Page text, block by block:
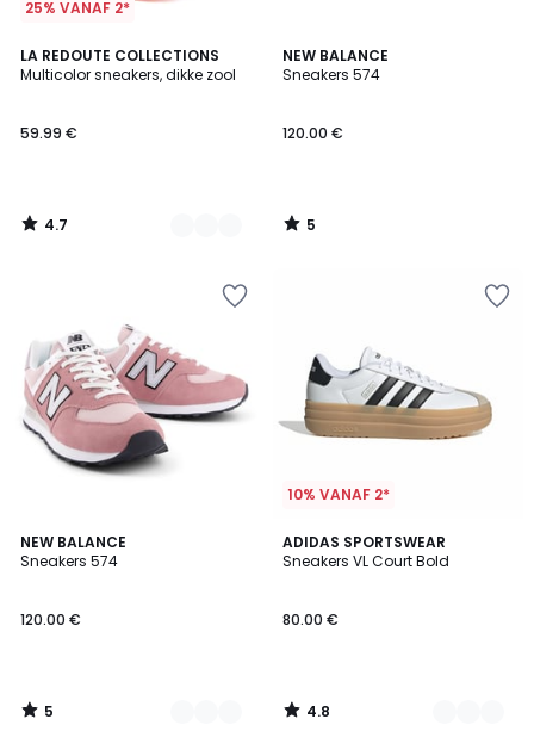
25% VANAF 2*
LA REDOUTE COLLECTIONS
Multicolor sneakers, dikke zool
€.
59.99 €
4.7
/ 5
2
Kleuren
4.7
/
NEW BALANCE
Sneakers 574
120.00 €
5
/
5
/
NEW BALANCE
Sneakers 574
120.00 €
5
/
2
Kleuren
5
/
10% VANAF 2*
ADIDAS SPORTSWEAR
Sneakers VL Court Bold
80.00 €
4.8
/ 5
4
Kleuren
4.8
/